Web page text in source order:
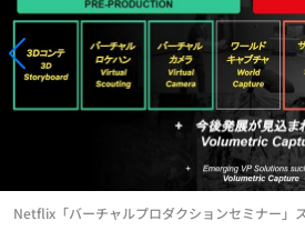
Netflix「バーチャルプロダクションセミナー」